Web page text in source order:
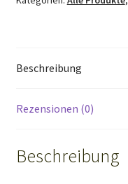
NT980
Beschreibung
Rezensionen (0)
Beschreibung